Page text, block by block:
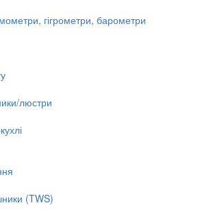
гігрометри, барометри
люстри
(TWS)